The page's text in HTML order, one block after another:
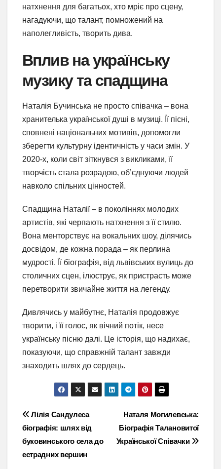
натхнення для багатьох, хто мріє про сцену,
нагадуючи, що талант, помножений на
наполегливість, творить дива.
Вплив на українську
музику та спадщина
Наталія Бучинська не просто співачка – вона
хранителька української душі в музиці. Її пісні,
сповнені національних мотивів, допомогли
зберегти культурну ідентичність у часи змін. У
2020-х, коли світ зіткнувся з викликами, її
творчість стала розрадою, об’єднуючи людей
навколо спільних цінностей.
Спадщина Наталії – в поколіннях молодих
артистів, які черпають натхнення з її стилю.
Вона менторствує на вокальних шоу, ділячись
досвідом, де кожна порада – як перлина
мудрості. Її біографія, від львівських вулиць до
столичних сцен, ілюструє, як пристрасть може
перетворити звичайне життя на легенду.
Дивлячись у майбутнє, Наталія продовжує
творити, і її голос, як вічний потік, несе
українську пісню далі. Це історія, що надихає,
показуючи, що справжній талант завжди
знаходить шлях до сердець.
Навігація
записів
Наталя Могилевська:
Біографія Талановитої
Української Співачки
Лілія Сандулеса
біографія: шлях від
буковинського села до
естрадних вершин